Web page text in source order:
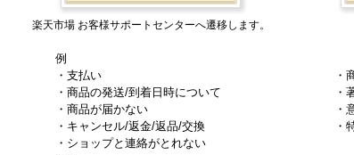
楽天市場 お客様サポートセンターへ遷移します。
例
・支払い
・商品の発送/到着日時について
・商品が届かない
・キャンセル/返金/返品/交換
・ショップと連絡がとれない
・
・
・
・